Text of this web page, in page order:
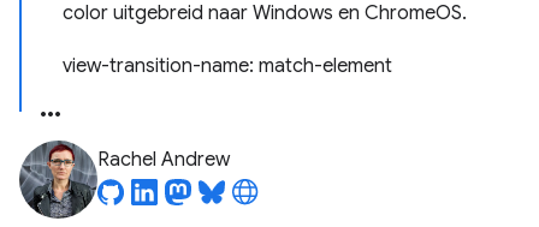
color uitgebreid naar Windows en ChromeOS.
view-transition-name: match-element
Rachel Andrew